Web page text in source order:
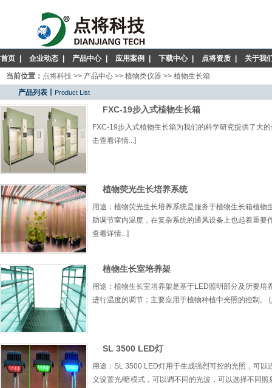
页 企业动态 产品中心 应用案例 下载中心 点将资质 关于我
当前位置： 点将科技 >> 产品中心 >> 植物类仪器 >> 植物生长箱
产品列表丨
Product List
FXC-19步入式植物生长箱
FXC-19步入式植物生长箱为我们的科学研究提供了大
击查看详情...]
植物荧光生长培养系统
用途：植物荧光生长培养系统是服务于植物生长箱植
助调节室内温度，在复杂系统的通风设备上也起着重
查看详情...]
植物生长室培养架
用途：植物生长室培养架是基于LED照明部分及所要
进行温度的调节；主要应用于植物种植中光照的控制。
SL 3500 LED灯
用途：SL 3500 LED灯用于生成强烈可控的光照，可
义设置光/暗模式，可以调不同的光波，可以选择不同